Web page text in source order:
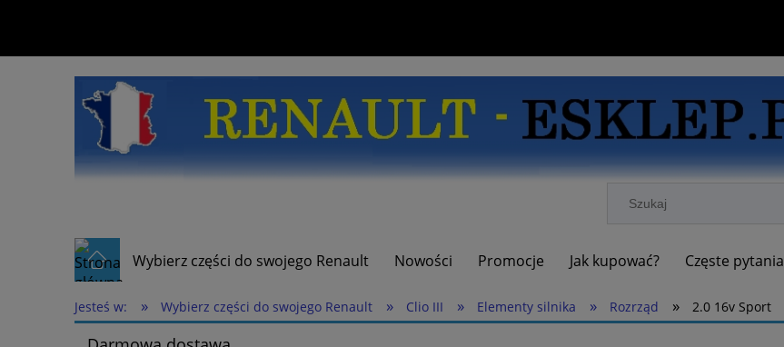
Wybierz części do swojego Renault Nowości Promocje Jak kupować? Częste pytania
Jesteś w: » Wybierz części do swojego Renault » Clio III » Elementy silnika » Rozrząd » 2.0 16v Sport